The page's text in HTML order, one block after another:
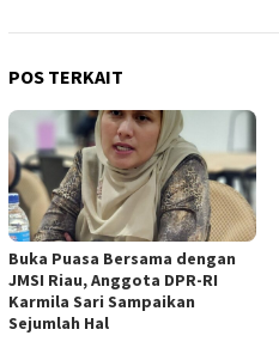
POS TERKAIT
Buka Puasa Bersama dengan
JMSI Riau, Anggota DPR-RI
Karmila Sari Sampaikan
Sejumlah Hal